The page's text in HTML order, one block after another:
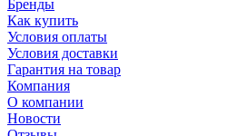
Бренды
Как купить
Условия оплаты
Условия доставки
Гарантия на товар
Компания
О компании
Новости